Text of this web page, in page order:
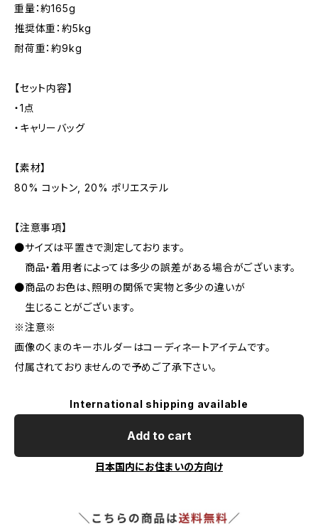
重量：約165g
推奨体重：約5kg
耐荷重：約9kg
【セット内容】
・1点
・キャリーバッグ
【素材】
80% コットン, 20% ポリエステル
【注意事項】
●サイズは平置きで測定しております。
商品・着用者によっては多少の誤差がある場合がございます。
●商品のお色は、照明の関係で実物と多少の違いが
生じることがございます。
※注意※
画像のくまのキーホルダーはコーディネートアイテムです。
付属されておりませんので予めご了承下さい。
International shipping available
Add to cart
日本国内にお住まいの方向け